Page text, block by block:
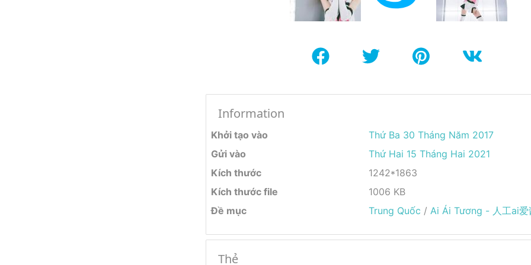
Information
Khởi tạo vào
Thứ Ba 30 Tháng Năm 2017
Gửi vào
Thứ Hai 15 Tháng Hai 2021
Kích thước
1242*1863
Kích thước file
1006 KB
Đề mục
Trung Quốc / Ai Ái Tương - 人工ai爱
Thẻ